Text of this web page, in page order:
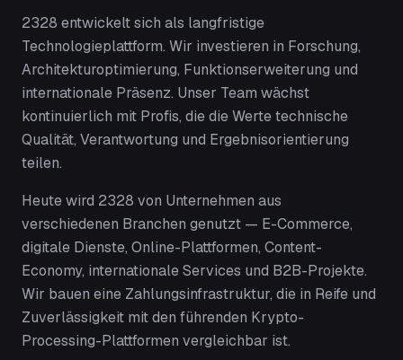
2328 entwickelt sich als langfristige
Technologieplattform. Wir investieren in Forschung,
Architekturoptimierung, Funktionserweiterung und
internationale Präsenz. Unser Team wächst
kontinuierlich mit Profis, die die Werte technische
Qualität, Verantwortung und Ergebnisorientierung
teilen.
Heute wird 2328 von Unternehmen aus
verschiedenen Branchen genutzt — E-Commerce,
digitale Dienste, Online-Plattformen, Content-
Economy, internationale Services und B2B-Projekte.
Wir bauen eine Zahlungsinfrastruktur, die in Reife und
Zuverlässigkeit mit den führenden Krypto-
Processing-Plattformen vergleichbar ist.